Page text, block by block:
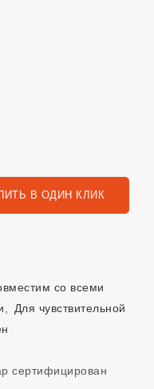
В ОДИН КЛИК
со всеми
Для чувствительной